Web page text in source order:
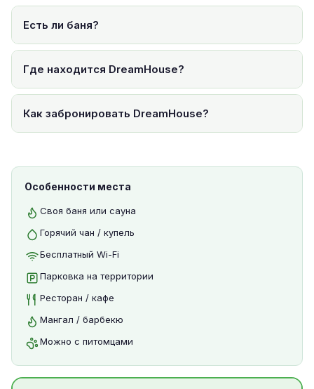
Есть ли баня?
Где находится DreamHouse?
Как забронировать DreamHouse?
Особенности места
Своя баня или сауна
Горячий чан / купель
Бесплатный Wi-Fi
Парковка на территории
Ресторан / кафе
Мангал / барбекю
Можно с питомцами